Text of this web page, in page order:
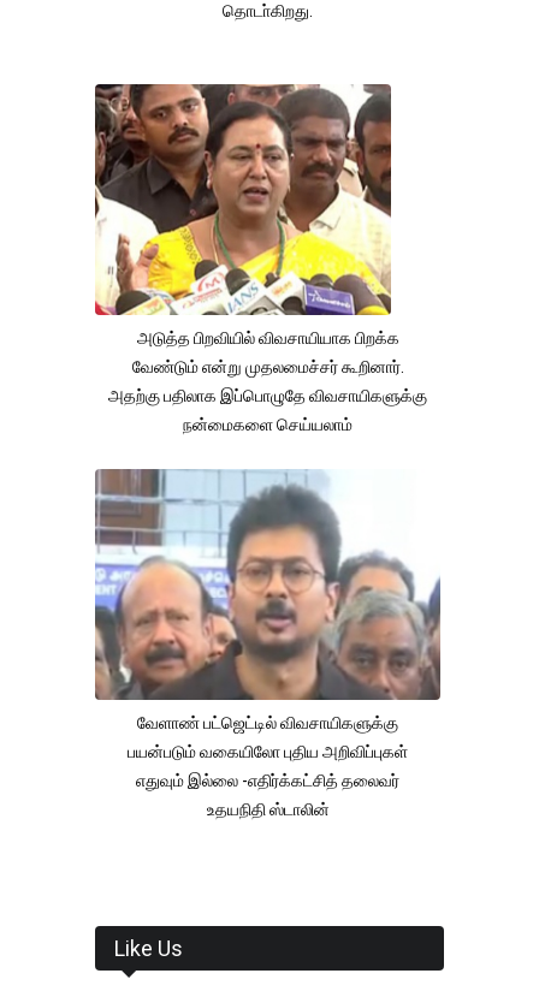
தொடா்கிறது.
அடுத்த பிறவியில் விவசாயியாக பிறக்க
வேண்டும் என்று முதலமைச்சர் கூறினார்.
அதற்கு பதிலாக இப்பொழுதே விவசாயிகளுக்கு
நன்மைகளை செய்யலாம்
வேளாண் பட்ஜெட்டில் விவசாயிகளுக்கு
பயன்படும் வகையிலோ புதிய அறிவிப்புகள்
எதுவும் இல்லை -எதிர்க்கட்சித் தலைவர்
உதயநிதி ஸ்டாலின்
Like Us